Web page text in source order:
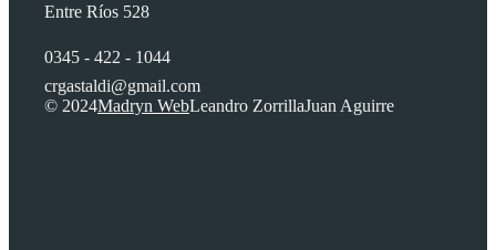
Entre Ríos 528
0345 - 422 - 1044
crgastaldi@gmail.com
© 2024Madryn WebLeandro ZorrillaJuan Aguirre